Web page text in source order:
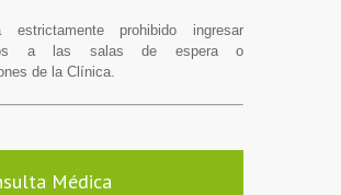
prohibido ingresar
a las salas de espera o
de la Clínica.
Médica